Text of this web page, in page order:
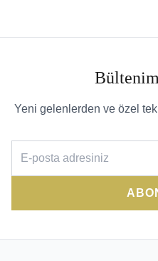
Yeni gelenlerden ve özel